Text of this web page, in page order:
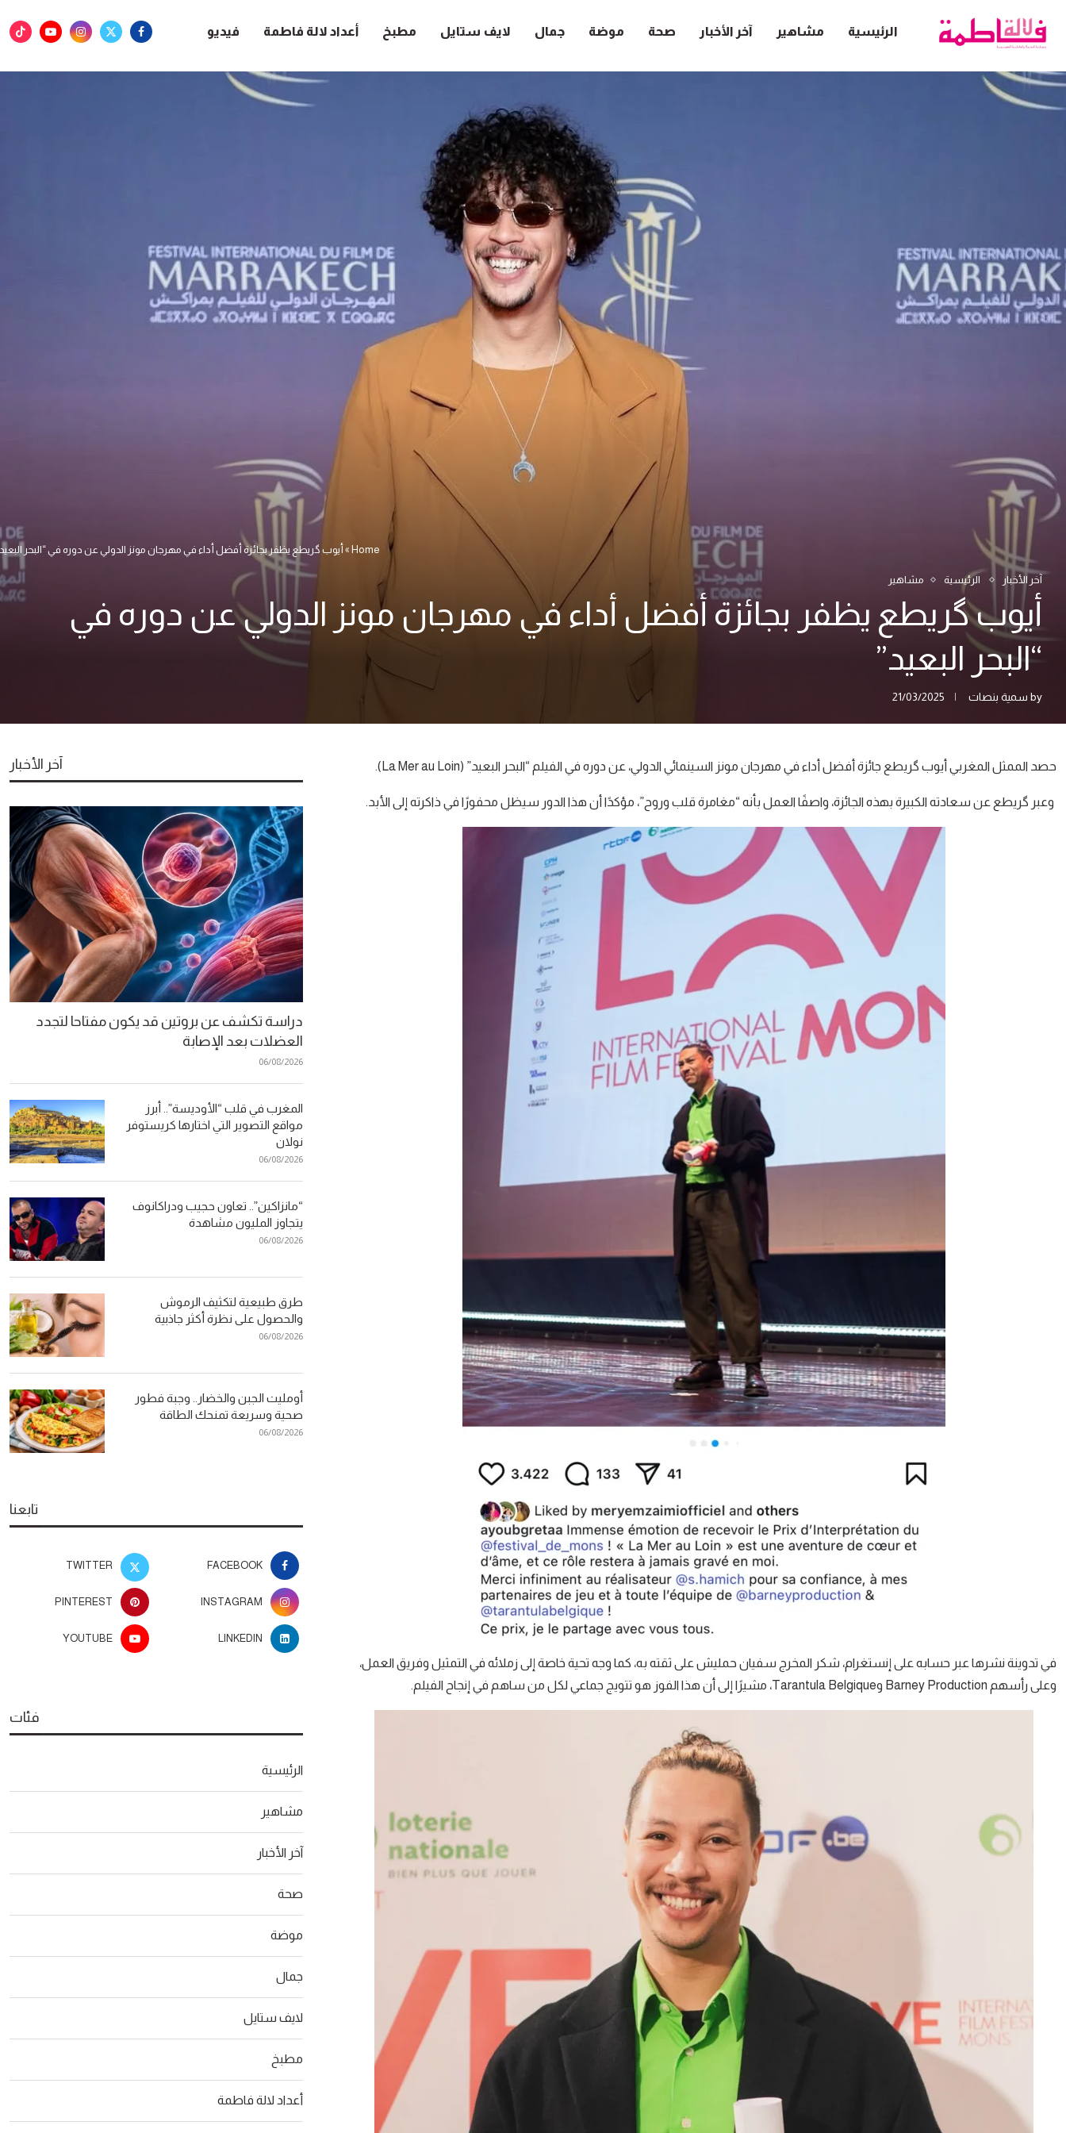
الرئيسية مشاهير آخر الأخبار صحة موضة جمال لايف ستايل مطبخ أعداد لالة فاطمة فيديو
Home
» أيوب گريطع يظفر بجائزة أفضل أداء في مهرجان مونز الدولي عن دوره في “البحر
آخر الأخبار الرئيسية مشاهير
أيوب گريطع يظفر بجائزة أفضل أداء في مهرجان مونز الدولي عن دوره في
“البحر البعيد”
by سمية بنصات 21/03/2025
حصد الممثل المغربي أيوب گريطع جائزة أفضل أداء في مهرجان مونز السينمائي الدولي، عن دوره في الفيلم “البحر البعيد” (La Mer au Loin).
وعبر گريطع عن سعادته الكبيرة بهذه الجائزة، واصفًا العمل بأنه “مغامرة قلب وروح”، مؤكدًا أن هذا الدور سيظل محفورًا في ذاكرته إلى الأبد.
في تدوينة نشرها عبر حسابه على إنستغرام، شكر المخرج سفيان حمليش على ثقته به، كما وجه تحية خاصة إلى زملائه في التمثيل وفريق العمل،
وعلى رأسهم Barney Production وTarantula Belgique، مشيرًا إلى أن هذا الفوز هو تتويج جماعي لكل من ساهم في إنجاح الفيلم.
آخر الأخبار
دراسة تكشف عن بروتين قد يكون مفتاحا لتجدد
العضلات بعد الإصابة
06/08/2026
المغرب في قلب “الأوديسة”.. أبرز
مواقع التصوير التي اختارها كريستوفر
نولان
06/08/2026
“مانزاكين”.. تعاون حجيب ودراكانوف
يتجاوز المليون مشاهدة
06/08/2026
طرق طبيعية لتكثيف الرموش
والحصول على نظرة أكثر جاذبية
06/08/2026
أومليت الجبن والخضار.. وجبة فطور
صحية وسريعة تمنحك الطاقة
06/08/2026
تابعنا
FACEBOOK
TWITTER
INSTAGRAM
PINTEREST
LINKEDIN
YOUTUBE
فئات
الرئيسية
مشاهير
آخر الأخبار
صحة
موضة
جمال
لايف ستايل
مطبخ
أعداد لالة فاطمة